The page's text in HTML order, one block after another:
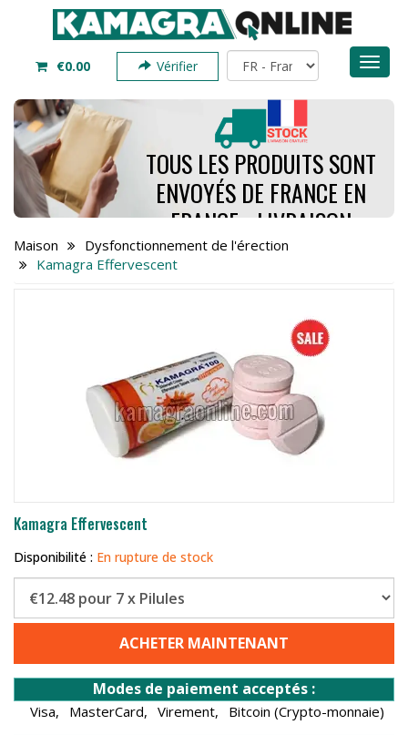
€0.00 Vérifier
TOUS LES PRODUITS SONT
ENVOYÉS DE FRANCE EN
FRANCE - LIVRAISON
PREND SEULEMENT 4 À 7
JOURS - COMMANDEZ
MAINTENANT
Maison
Dysfonctionnement de l'érection
Kamagra Effervescent
Kamagra Effervescent
Disponibilité : En rupture de stock
ACHETER MAINTENANT
Modes de paiement acceptés :
Visa, MasterCard, Virement, Bitcoin (Crypto-monnaie)